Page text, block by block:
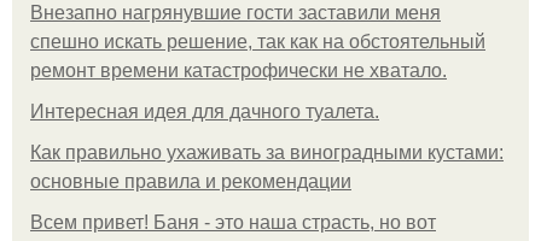
Внезапно нагрянувшие гости заставили меня
спешно искать решение, так как на обстоятельный
ремонт времени катастрофически не хватало.
Интересная идея для дачного туалета.
Как правильно ухаживать за виноградными кустами:
основные правила и рекомендации
Всем привет! Баня - это наша страсть, но вот